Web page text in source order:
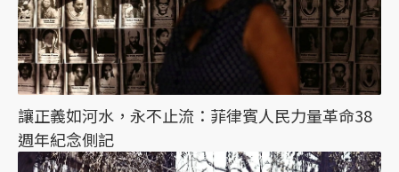
讓正義如河水，永不止流：菲律賓人民力量革命38
週年紀念側記